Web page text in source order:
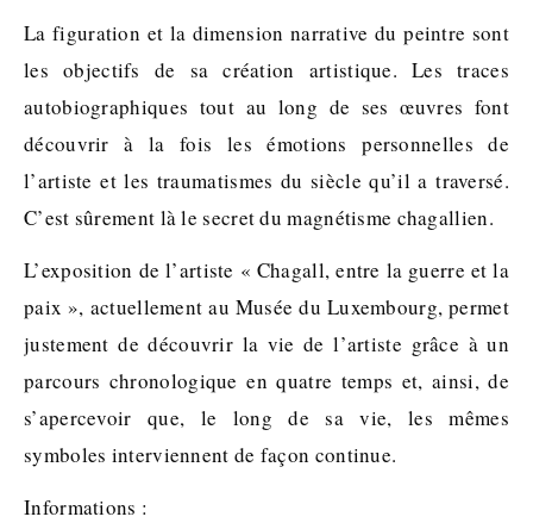
La figuration et la dimension narrative du peintre sont
les objectifs de sa création artistique. Les traces
autobiographiques tout au long de ses œuvres font
découvrir à la fois les émotions personnelles de
l’artiste et les traumatismes du siècle qu’il a traversé.
C’est sûrement là le secret du magnétisme chagallien.
L’exposition de l’artiste « Chagall, entre la guerre et la
paix », actuellement au Musée du Luxembourg, permet
justement de découvrir la vie de l’artiste grâce à un
parcours chronologique en quatre temps et, ainsi, de
s’apercevoir que, le long de sa vie, les mêmes
symboles interviennent de façon continue.
Informations :